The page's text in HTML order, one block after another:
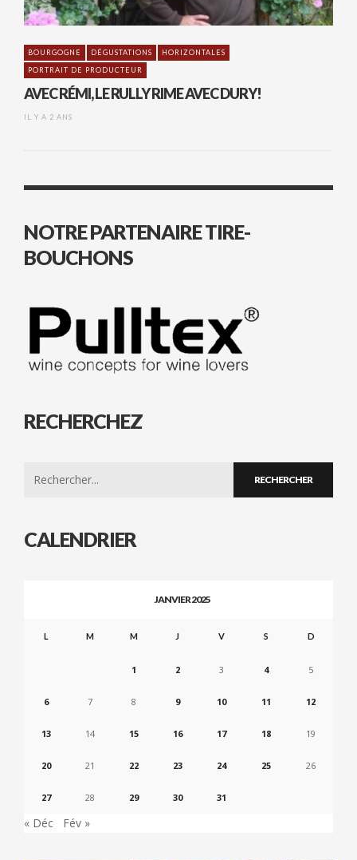
BOURGOGNE DÉGUSTATIONS
HORIZONTALES
PORTRAIT DE PRODUCTEUR
AVEC RÉMI, LE RULLY RIME AVEC DURY!
IL Y A 2 ANS
NOTRE PARTENAIRE TIRE-
BOUCHONS
RECHERCHEZ
CALENDRIER
JANVIER 2025
L M M J V S D
1 2 3 4 5
6 7 8 9 10 11 12
13 14 15 16 17 18 19
20 21 22 23 24 25 26
27 28 29 30 31
« Déc Fév »